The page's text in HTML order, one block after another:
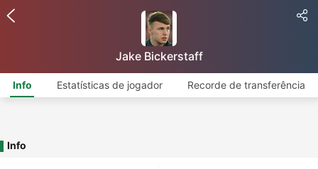
Jake Bickerstaff
Info Estatísticas de jogador Recorde de transferência
Info